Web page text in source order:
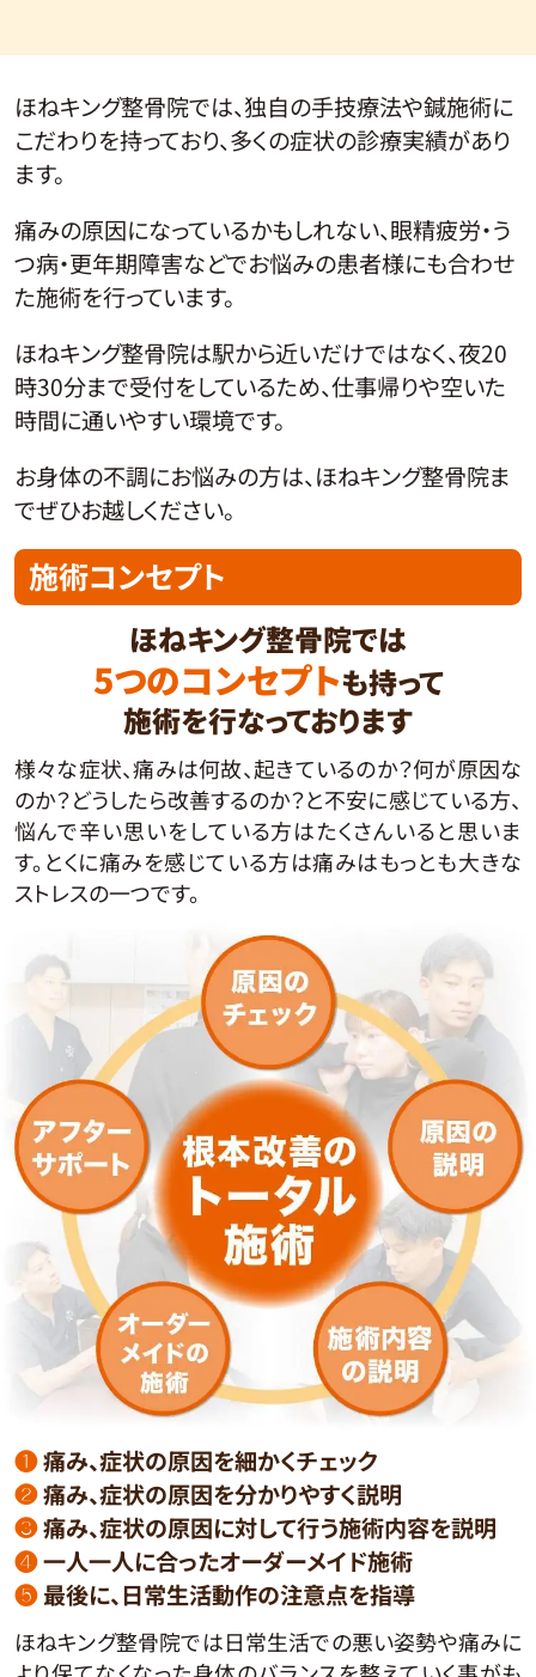
ほねキング整骨院では、独自の手技療法や鍼施術に
こだわりを持っており、多くの症状の診療実績があり
ます。
痛みの原因になっているかもしれない、眼精疲労・う
つ病・更年期障害などでお悩みの患者様にも合わせ
た施術を行っています。
ほねキング整骨院は駅から近いだけではなく、夜20
時30分まで受付をしているため、仕事帰りや空いた
時間に通いやすい環境です。
お身体の不調にお悩みの方は、ほねキング整骨院ま
でぜひお越しください。
施術コンセプト
ほねキング整骨院では
5つのコンセプトも持って
施術を行なっております
様々な症状、痛みは何故、起きているのか？何が原因な
のか？どうしたら改善するのか？と不安に感じている方、
悩んで辛い思いをしている方はたくさんいると思いま
す。とくに痛みを感じている方は痛みはもっとも大きな
ストレスの一つです。
❶痛み、症状の原因を細かくチェック
❷痛み、症状の原因を分かりやすく説明
❸痛み、症状の原因に対して行う施術内容を説明
❹一人一人に合ったオーダーメイド施術
❺最後に、日常生活動作の注意点を指導
ほねキング整骨院では日常生活での悪い姿勢や痛みに